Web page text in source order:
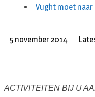
Vught moet naar
5 november 2014
ACTIVITEITEN BIJ U